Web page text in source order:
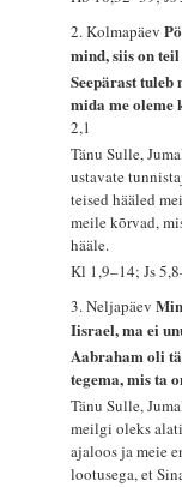
2. Kolmapäev
mind, siis on
Seepärast
mida me oleme
2,1
Tänu Sulle,
ustavate
teised hääled
meile kõrvad,
hääle.
Kl 1,9–14; Js
3. Neljapäev
Iisrael, ma ei
Aabraham oli
tegema, mis ta
Tänu Sulle,
meilgi oleks
ajaloos ja meie
lootusega, et